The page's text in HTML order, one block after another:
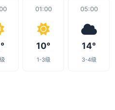
01:00
10°
1-3级
05:00
14°
3-4级